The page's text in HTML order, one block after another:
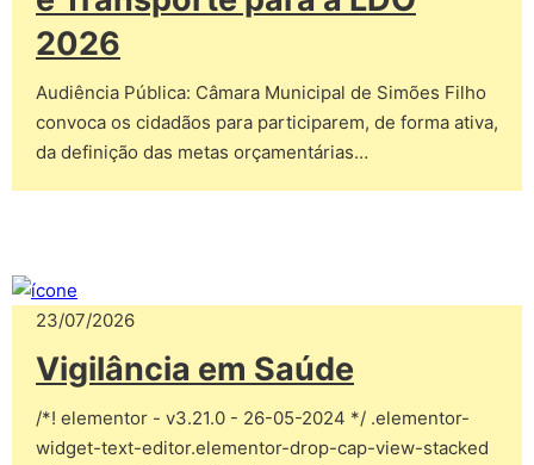
2026
Audiência Pública: Câmara Municipal de Simões Filho
convoca os cidadãos para participarem, de forma ativa,
da definição das metas orçamentárias…
23/07/2026
Vigilância em Saúde
/*! elementor - v3.21.0 - 26-05-2024 */ .elementor-
widget-text-editor.elementor-drop-cap-view-stacked